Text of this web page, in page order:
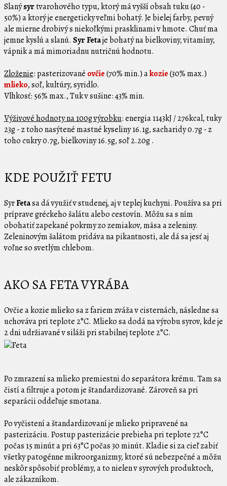
Slanýsyrtvarohového typu, ktorý má vyšší obsah tuku (40 -
50%) a ktorý je energeticky veľmi bohatý. Je bielej farby, pevný
ale mierne drobivý s niekoľkými prasklinami v hmote. Chuť ma
jemne kyslú a slanú. Syr Fetaje bohatý na bielkoviny, vitamíny,
vápnik a má mimoriadnu nutričnú hodnotu.
Zloženie: pasterizované ovčie(70% min.) akozie(30% max.)
mlieko, soľ, kultúry, syridlo.
Vlhkosť: 56% max., Tuk v sušine: 43% min.
Výživové hodnoty na 100g výrobku: energia 1143kJ / 276kcal, tuky
23g - z toho nasýtené mastné kyseliny 16.1g, sacharidy 0.7g - z
toho cukry 0.7g, bielkoviny 16.5g, soľ 2.20g .
KDE POUŽIŤ FETU
SyrFetasa dá využiť v studenej, aj v teplej kuchyni. Používa sa pri
príprave gréckeho šalátu alebo cestovín. Môžu sa s ním
obohatiť zapekané pokrmy zo zemiakov, mäsa a zeleniny.
Zeleninovým šalátom pridáva na pikantnosti, ale dá sa jesť aj
voľne so svetlým chlebom.
AKO SA FETA VYRÁBA
Ovčie a kozie mlieko sa z fariem zváža v cisternách, následne sa
uchováva pri teplote 2°C. Mlieko sa dodá na výrobu syrov, kde je
2 dni udržiavané v siláži pri stabilnej teplote 2°C.
Po zmrazení sa mlieko premiestni do separátora krému. Tam sa
čistí a filtruje a potom je štandardizované. Zároveň sa pri
separácii oddeľuje smotana.
Po vyčistení a štandardizovaní je mlieko pripravené na
pasterizáciu. Postup pasterizácie prebieha pri teplote 72°C
počas 15 minút a pri 63°C počas 30 minút. Kladie si za cieľ zabiť
všetky patogénne mikroorganizmy, ktoré sú nebezpečné a môžu
neskôr spôsobiť problémy, a to nielen v syrových produktoch,
ale zákazníkom.